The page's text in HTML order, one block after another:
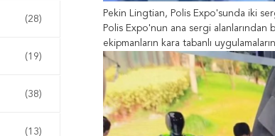
(28)
(19)
(38)
(13)
Pekin Lingtian, Polis Expo'sunda iki
Polis Expo'nun ana sergi
ekipmanların kara tabanlı